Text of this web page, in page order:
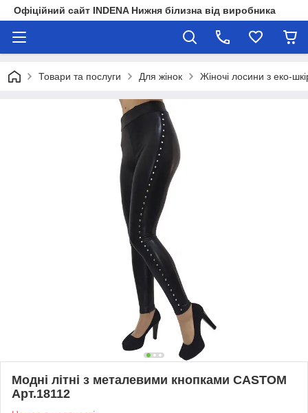
Офіційний сайт INDENA Нижня білизна від виробника
Товари та послуги Для жінок Жіночі лосини з еко-
Модні літні з металевими кнопками CASTOM
Арт.18112